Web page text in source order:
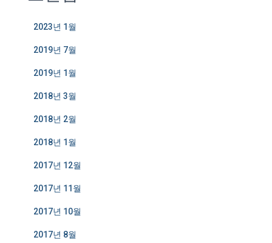
2023년 1월
2019년 7월
2019년 1월
2018년 3월
2018년 2월
2018년 1월
2017년 12월
2017년 11월
2017년 10월
2017년 8월